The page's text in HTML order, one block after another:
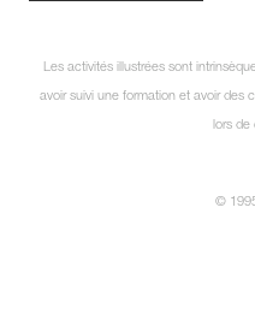
Les activités illustrées sont
avoir suivi une formation et avoir des
lors de
©